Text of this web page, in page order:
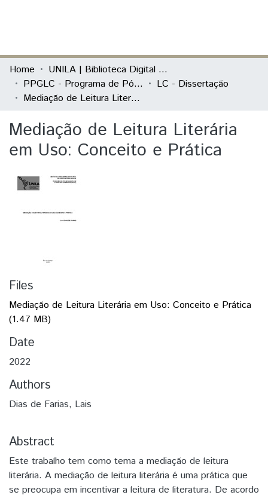
Communities & Collections
All of DSpace
Home
UNILA | Biblioteca Digital de Dissertações e Teses
PPGLC - Programa de Pós-Graduação em Literatura Comparada
LC - Dissertação
Mediação de Leitura Literária em Uso: Conceito e Prática
Mediação de Leitura Literária
em Uso: Conceito e Prática
Files
Mediação de Leitura Literária em Uso: Conceito e Prática
(1.47 MB)
Date
2022
Authors
Dias de Farias, Lais
Abstract
Este trabalho tem como tema a mediação de leitura
literária. A mediação de leitura literária é uma prática que
se preocupa em incentivar a leitura de literatura. De acordo